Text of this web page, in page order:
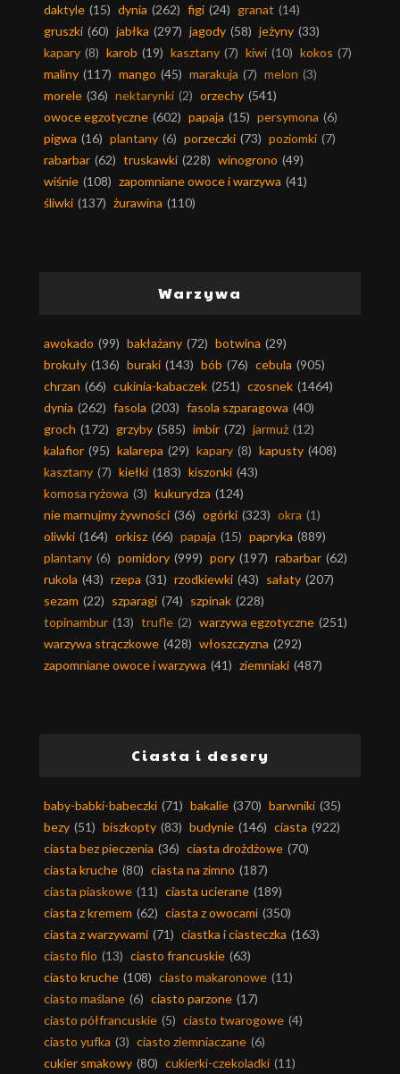
daktyle (15) dynia (262) figi (24) granat (14)
gruszki (60) jabłka (297) jagody (58) jeżyny (33)
kapary (8) karob (19) kasztany (7) kiwi (10) kokos (7)
maliny (117) mango (45) marakuja (7) melon (3)
morele (36) nektarynki (2) orzechy (541)
owoce egzotyczne (602) papaja (15) persymona (6)
pigwa (16) plantany (6) porzeczki (73) poziomki (7)
rabarbar (62) truskawki (228) winogrono (49)
wiśnie (108) zapomniane owoce i warzywa (41)
śliwki (137) żurawina (110)
Warzywa
awokado (99) bakłażany (72) botwina (29)
brokuły (136) buraki (143) bób (76) cebula (905)
chrzan (66) cukinia-kabaczek (251) czosnek (1464)
dynia (262) fasola (203) fasola szparagowa (40)
groch (172) grzyby (585) imbir (72) jarmuż (12)
kalafior (95) kalarepa (29) kapary (8) kapusty (408)
kasztany (7) kiełki (183) kiszonki (43)
komosa ryżowa (3) kukurydza (124)
nie marnujmy żywności (36) ogórki (323) okra (1)
oliwki (164) orkisz (66) papaja (15) papryka (889)
plantany (6) pomidory (999) pory (197) rabarbar (62)
rukola (43) rzepa (31) rzodkiewki (43) sałaty (207)
sezam (22) szparagi (74) szpinak (228)
topinambur (13) trufle (2) warzywa egzotyczne (251)
warzywa strączkowe (428) włoszczyzna (292)
zapomniane owoce i warzywa (41) ziemniaki (487)
Ciasta i desery
baby-babki-babeczki (71) bakalie (370) barwniki (35)
bezy (51) biszkopty (83) budynie (146) ciasta (922)
ciasta bez pieczenia (36) ciasta drożdżowe (70)
ciasta kruche (80) ciasta na zimno (187)
ciasta piaskowe (11) ciasta ucierane (189)
ciasta z kremem (62) ciasta z owocami (350)
ciasta z warzywami (71) ciastka i ciasteczka (163)
ciasto filo (13) ciasto francuskie (63)
ciasto kruche (108) ciasto makaronowe (11)
ciasto maślane (6) ciasto parzone (17)
ciasto półfrancuskie (5) ciasto twarogowe (4)
ciasto yufka (3) ciasto ziemniaczane (6)
cukier smakowy (80) cukierki-czekoladki (11)